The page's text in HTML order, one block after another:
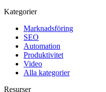
Kategorier
Marknadsföring
SEO
Automation
Produktivitet
Video
Alla kategorier
Resurser